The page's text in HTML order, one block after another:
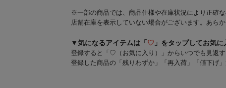
※一部の商品では、商品仕様や在庫状況により正確な
店舗在庫を表示していない場合がございます。あらか
▼気になるアイテムは「 ♡ 」をタップしてお気に
登録すると「♡（お気に入り）」からいつでも見返す
登録した商品の「残りわずか」「再入荷」「値下げ